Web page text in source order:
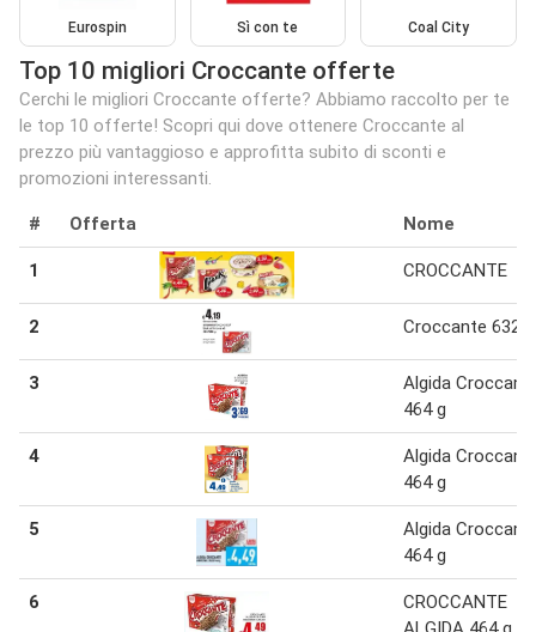
Eurospin Sì con te Coal City
Top 10 migliori Croccante offerte
Cerchi le migliori Croccante offerte? Abbiamo raccolto per te
le top 10 offerte! Scopri qui dove ottenere Croccante al
prezzo più vantaggioso e approfitta subito di sconti e
promozioni interessanti.
# Offerta Nome
1 CROCCANTE
2 Croccante 632 g
3
Algida
464 g
4
Algida
464 g
5
Algida
464 g
6
CROCCANTE